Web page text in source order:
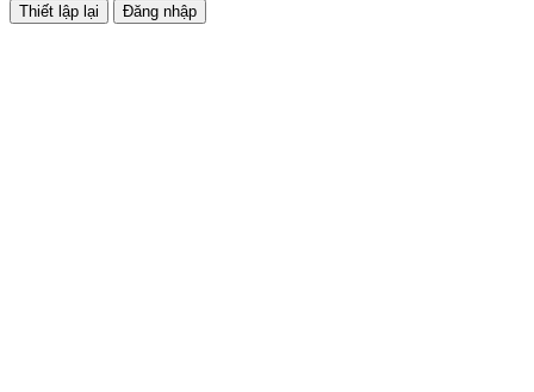
Đăng nhập